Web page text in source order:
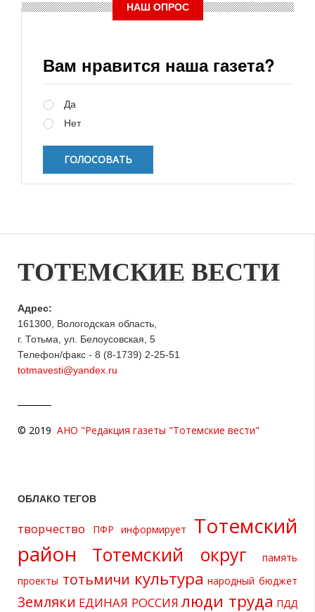
НАШ ОПРОС
Вам нравится наша газета?
Да
Нет
ТОТЕМСКИЕ ВЕСТИ
Адрес:
161300, Вологодская область,
г. Тотьма, ул. Белоусовская, 5
Телефон/факс - 8 (8-1739) 2-25-51
totmavesti@yandex.ru
© 2019 АНО "Редакция газеты "Тотемские вести"
ОБЛАКО ТЕГОВ
творчество ПФР информирует
Тотемский
район
Тотемский округ
память
проекты тотьмичи культура народный бюджет
Земляки ЕДИНАЯ РОССИЯ люди труда ПДД